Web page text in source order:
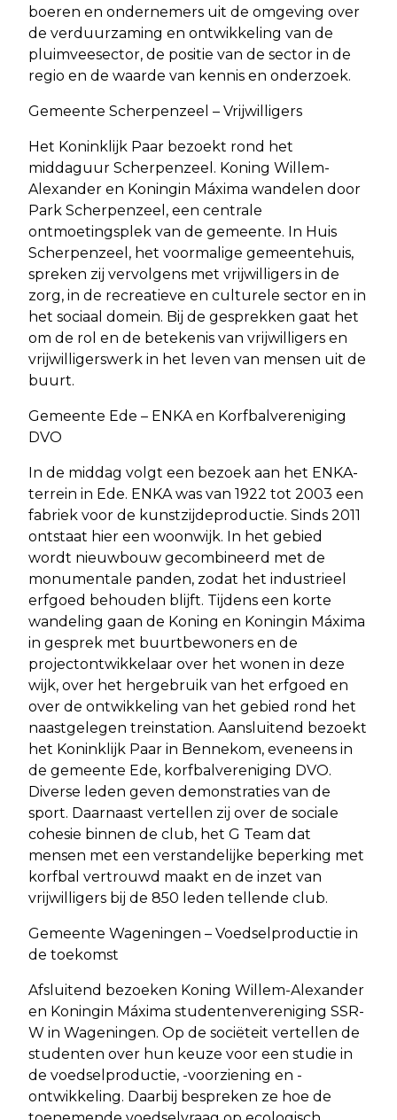
boeren en ondernemers uit de omgeving over
de verduurzaming en ontwikkeling van de
pluimveesector, de positie van de sector in de
regio en de waarde van kennis en onderzoek.
Gemeente Scherpenzeel – Vrijwilligers
Het Koninklijk Paar bezoekt rond het
middaguur Scherpenzeel. Koning Willem-
Alexander en Koningin Máxima wandelen door
Park Scherpenzeel, een centrale
ontmoetingsplek van de gemeente. In Huis
Scherpenzeel, het voormalige gemeentehuis,
spreken zij vervolgens met vrijwilligers in de
zorg, in de recreatieve en culturele sector en in
het sociaal domein. Bij de gesprekken gaat het
om de rol en de betekenis van vrijwilligers en
vrijwilligerswerk in het leven van mensen uit de
buurt.
Gemeente Ede – ENKA en Korfbalvereniging
DVO
In de middag volgt een bezoek aan het ENKA-
terrein in Ede. ENKA was van 1922 tot 2003 een
fabriek voor de kunstzijdeproductie. Sinds 2011
ontstaat hier een woonwijk. In het gebied
wordt nieuwbouw gecombineerd met de
monumentale panden, zodat het industrieel
erfgoed behouden blijft. Tijdens een korte
wandeling gaan de Koning en Koningin Máxima
in gesprek met buurtbewoners en de
projectontwikkelaar over het wonen in deze
wijk, over het hergebruik van het erfgoed en
over de ontwikkeling van het gebied rond het
naastgelegen treinstation. Aansluitend bezoekt
het Koninklijk Paar in Bennekom, eveneens in
de gemeente Ede, korfbalvereniging DVO.
Diverse leden geven demonstraties van de
sport. Daarnaast vertellen zij over de sociale
cohesie binnen de club, het G Team dat
mensen met een verstandelijke beperking met
korfbal vertrouwd maakt en de inzet van
vrijwilligers bij de 850 leden tellende club.
Gemeente Wageningen – Voedselproductie in
de toekomst
Afsluitend bezoeken Koning Willem-Alexander
en Koningin Máxima studentenvereniging SSR-
W in Wageningen. Op de sociëteit vertellen de
studenten over hun keuze voor een studie in
de voedselproductie, -voorziening en -
ontwikkeling. Daarbij bespreken ze hoe de